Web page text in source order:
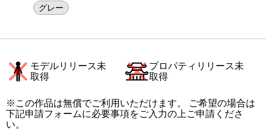
グレー
モデルリリース未
取得
プロパティリリース未
取得
※この作品は無償でご利用いただけます。 ご希望の場合は
下記申請フォームに必要事項をご入力の上ご申請くださ
い。